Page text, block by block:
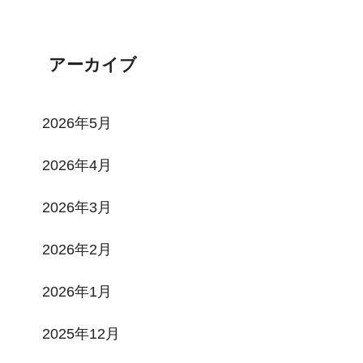
アーカイブ
2026年5月
2026年4月
2026年3月
2026年2月
2026年1月
2025年12月